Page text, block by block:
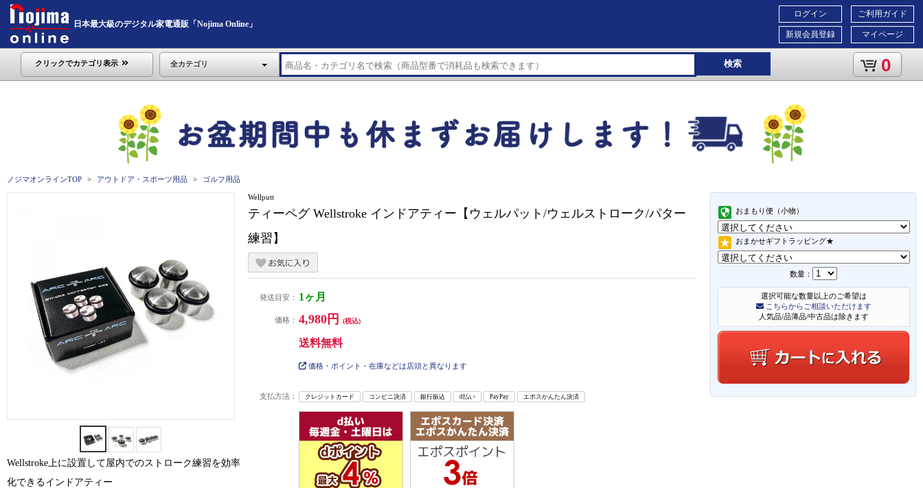
日本最大級のデジタル家電通販「Nojima Online」
ご利用ガイド
マイページ
ログイン
新規会員登録
クリックでカテゴリ表示 全カテゴリ 検索 0
ノジマオンラインTOP アウトドア・スポーツ用品 ゴルフ用品
おまもり便（小物）
おまかせギフトラッピング★
数量：
選択可能な数量以上のご希望は
こちらからご相談いただけます
人気品/品薄品/中古品は除きます
Wellstroke上に設置して屋内でのストローク練習を効率
化できるインドアティー
Wellputt
ティーペグ Wellstroke インドアティー【ウェルパット/ウェルストローク/パター
練習】
発送目安： 1ヶ月
価格： 4,980円 (税込)
送料無料
価格・ポイント・在庫などは店頭と異なります
支払方法： クレジットカード コンビニ決済 銀行振込 d払い PayPay エポスかんたん決済